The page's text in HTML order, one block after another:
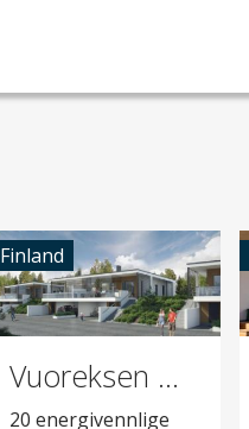
Finland
Vuoreksen Mäyränpesä
20 energivennlige